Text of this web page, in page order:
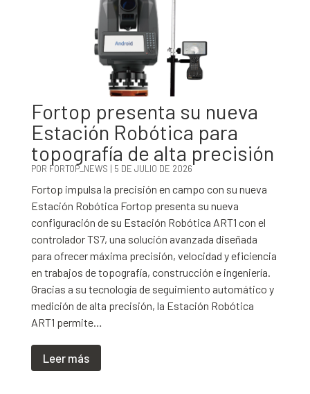
Fortop presenta su nueva
Estación Robótica para
topografía de alta precisión
POR FORTOP_NEWS | 5 DE JULIO DE 2026
Fortop impulsa la precisión en campo con su nueva
Estación Robótica Fortop presenta su nueva
configuración de su Estación Robótica ART1 con el
controlador TS7, una solución avanzada diseñada
para ofrecer máxima precisión, velocidad y eficiencia
en trabajos de topografía, construcción e ingeniería.
Gracias a su tecnología de seguimiento automático y
medición de alta precisión, la Estación Robótica
ART1 permite…
Leer más